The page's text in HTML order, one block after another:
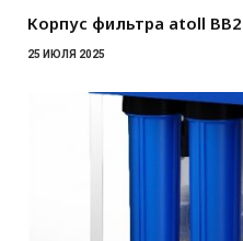
Корпус фильтра atoll
25 ИЮЛЯ 2025